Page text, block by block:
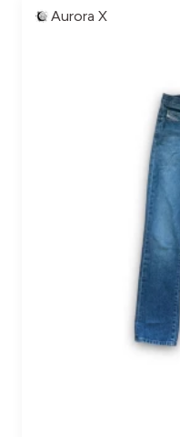
Aurora X